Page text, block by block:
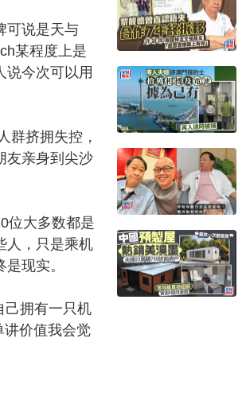
可说是天与
某程度上是
说今次可以用
挤拥失控，
友亲身到尖沙
位大多数都是
人，只是乘机
现实。
拥有一只机
讲价值我会觉